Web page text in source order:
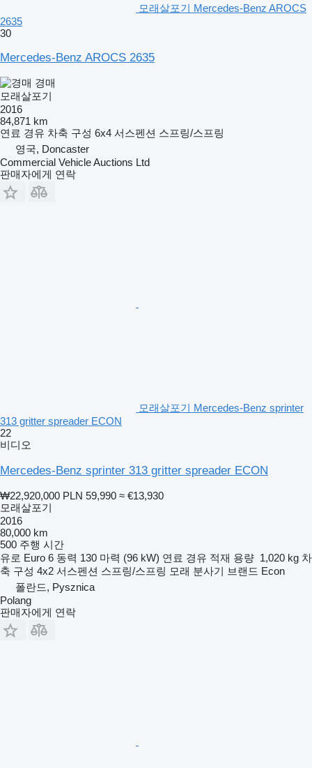
모래살포기 Mercedes-Benz AROCS
2635
30
Mercedes-Benz AROCS 2635
경매
모래살포기
2016
84,871 km
연료 경유 차축 구성 6x4 서스펜션 스프링/스프링
영국, Doncaster
Commercial Vehicle Auctions Ltd
판매자에게 연락
모래살포기 Mercedes-Benz sprinter
313 gritter spreader ECON
22
비디오
Mercedes-Benz sprinter 313 gritter spreader ECON
₩22,920,000 PLN 59,990 ≈ €13,930
모래살포기
2016
80,000 km
500 주행 시간
유로 Euro 6 동력 130 마력 (96 kW) 연료 경유 적재 용량 1,020 kg 차
축 구성 4x2 서스펜션 스프링/스프링 모래 분사기 브랜드 Econ
폴란드, Pysznica
Polang
판매자에게 연락